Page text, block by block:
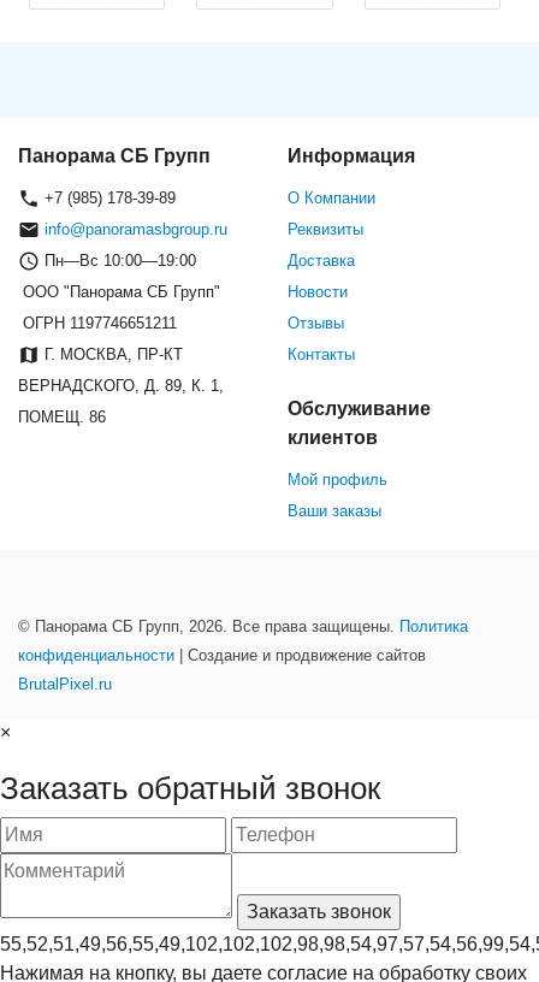
Панорама СБ Групп
+7 (985) 178-39-89
info@panoramasbgroup.ru
Пн—Вс 10:00—19:00
ООО "Панорама СБ Групп"
ОГРН 1197746651211
Г. МОСКВА, ПР-КТ
ВЕРНАДСКОГО, Д. 89, К. 1,
ПОМЕЩ. 86
Информация
О Компании
Реквизиты
Доставка
Новости
Отзывы
Контакты
Обслуживание
клиентов
Мой профиль
Ваши заказы
© Панорама СБ Групп, 2026. Все права защищены.
Политика
конфиденциальности | Создание и продвижение сайтов
BrutalPixel.ru
×
Заказать обратный звонок
Нажимая на кнопку, вы даете согласие на обработку своих